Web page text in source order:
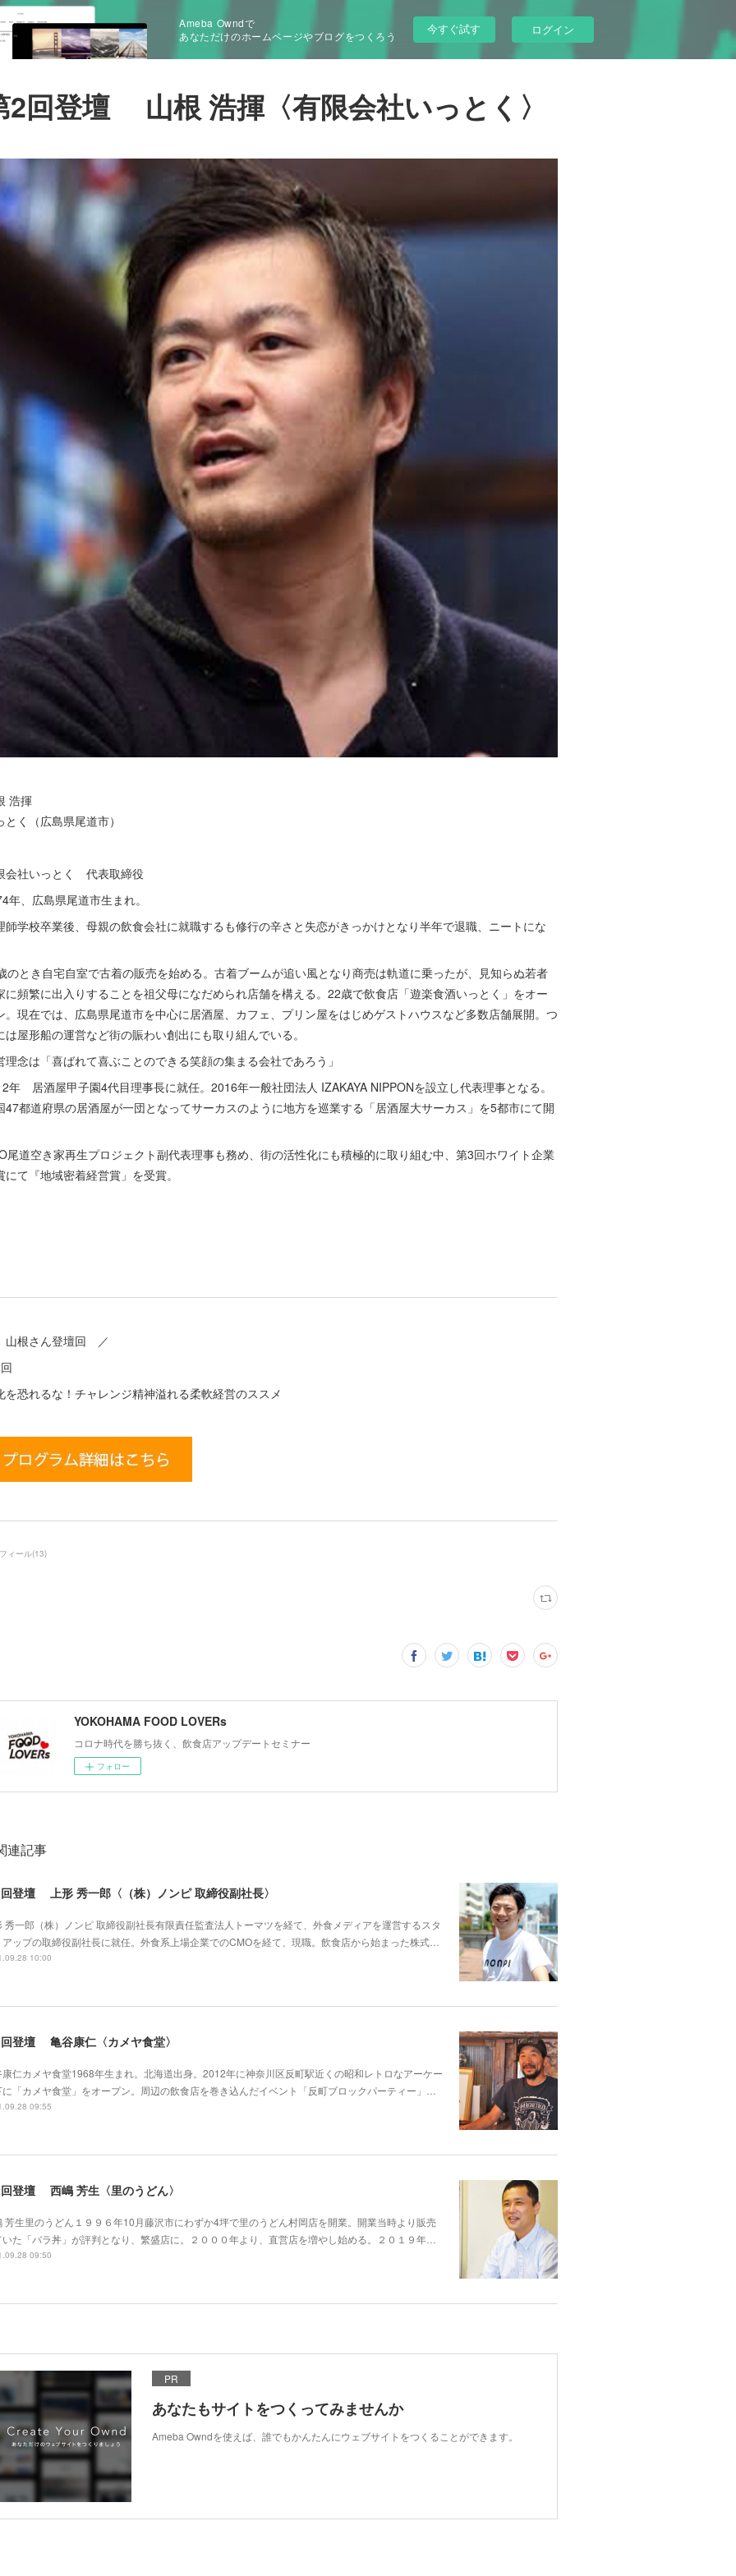
Ameba Owndで
あなただけのホームページやブログをつくろう
今すぐ試す ログイン
2回登壇 山根 浩揮〈有限会社いっとく〉
浩揮
とく（広島県尾道市）
会社いっとく 代表取締役
年、広島県尾道市生まれ。
師学校卒業後、母親の飲食会社に就職するも修行の辛さと失恋がきっかけとなり半年で退職、ニートにな
のとき自宅自室で古着の販売を始める。古着ブームが追い風となり商売は軌道に乗ったが、見知らぬ若者
に頻繁に出入りすることを祖父母になだめられ店舗を構える。22歳で飲食店「遊楽食酒いっとく」をオー
。現在では、広島県尾道市を中心に居酒屋、カフェ、プリン屋をはじめゲストハウスなど多数店舗展開。つ
は屋形船の運営など街の賑わい創出にも取り組んでいる。
理念は「喜ばれて喜ぶことのできる笑顔の集まる会社であろう」
年 居酒屋甲子園4代目理事長に就任。2016年一般社団法人 IZAKAYA NIPPONを設立し代表理事となる。
47都道府県の居酒屋が一団となってサーカスのように地方を巡業する「居酒屋大サーカス」を5都市にて開
尾道空き家再生プロジェクト副代表理事も務め、街の活性化にも積極的に取り組む中、第3回ホワイト企業
にて『地域密着経営賞」を受賞。
根さん登壇回 ／
を恐れるな！チャレンジ精神溢れる柔軟経営のススメ
ィール(13)
YOKOHAMA FOOD LOVERs
コロナ時代を勝ち抜く、飲食店アップデートセミナー
フォロー
連記事
登壇 上形 秀一郎〈（株）ノンピ 取締役副社長〉
秀一郎（株）ノンピ 取締役副社長有限責任監査法人トーマツを経て、外食メディアを運営するスタ
ップの取締役副社長に就任。外食系上場企業でのCMOを経て、現職。飲食店から始まった株式…
10:00
登壇 亀谷康仁〈カメヤ食堂〉
康仁カメヤ食堂1968年生まれ。北海道出身。2012年に神奈川区反町駅近くの昭和レトロなアーケー
「カメヤ食堂」をオープン。周辺の飲食店を巻き込んだイベント「反町ブロックパーティー」…
09:55
登壇 西嶋 芳生〈里のうどん〉
芳生里のうどん１９９６年10月藤沢市にわずか4坪で里のうどん村岡店を開業。開業当時より販売
た「バラ丼」が評判となり、繁盛店に。２０００年より、直営店を増やし始める。２０１９年…
09:50
PR
あなたもサイトをつくってみませんか
Ameba Owndを使えば、誰でもかんたんにウェブサイトをつくることができます。